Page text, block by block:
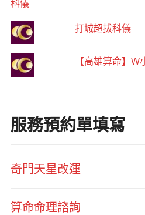
打城超拔科儀
【高雄算命】W
服務預約單填寫
奇門天星改運
算命命理諮詢